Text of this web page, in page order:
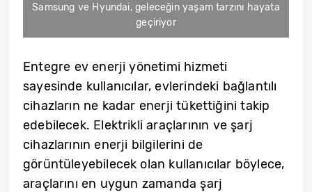
Samsung ve Hyundai, geleceğin yaşam tarzını hayata
geçiriyor
Entegre ev enerji yönetimi hizmeti
sayesinde kullanıcılar, evlerindeki bağlantılı
cihazların ne kadar enerji tükettiğini takip
edebilecek. Elektrikli araçlarının ve şarj
cihazlarının enerji bilgilerini de
görüntüleyebilecek olan kullanıcılar böylece,
araçlarını en uygun zamanda şarj